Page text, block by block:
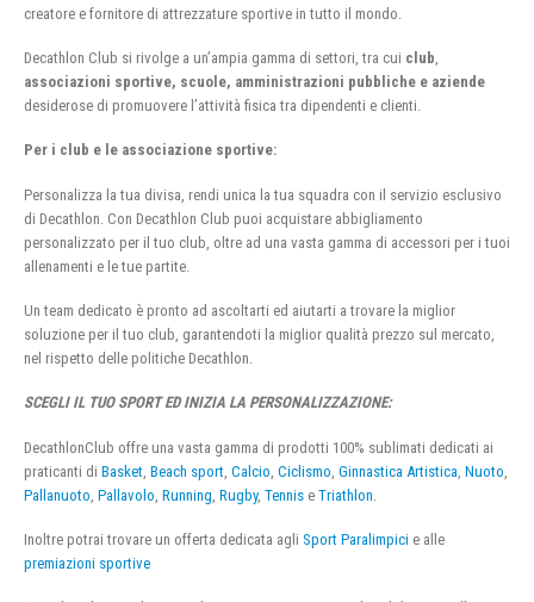
creatore e fornitore di attrezzature sportive in tutto il mondo.
Decathlon Club si rivolge a un’ampia gamma di settori, tra cui club
associazioni sportive, scuole, amministrazioni pubbliche e aziende
desiderose di promuovere l’attività fisica tra dipendenti e clienti.
Per i club e le associazione sportive:
Personalizza la tua divisa, rendi unica la tua squadra con il servizio esclusivo
di Decathlon. Con Decathlon Club puoi acquistare abbigliamento
personalizzato per il tuo club, oltre ad una vasta gamma di accessori per i tuoi
allenamenti e le tue partite.
Un team dedicato è pronto ad ascoltarti ed aiutarti a trovare la miglior
soluzione per il tuo club, garantendoti la miglior qualità prezzo sul mercato,
nel rispetto delle politiche Decathlon.
SCEGLI IL TUO SPORT ED INIZIA LA PERSONALIZZAZIONE:
DecathlonClub offre una vasta gamma di prodotti 100% sublimati dedicati ai
praticanti di Basket Beach sport Calcio Ciclismo Ginnastica Artistica Nuoto
Pallanuoto Pallavolo Running Rugby, Tennis e Triathlon
Inoltre potrai trovare un offerta dedicata agli Sport Paralimpici e alle
premiazioni sportive